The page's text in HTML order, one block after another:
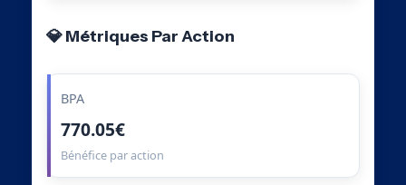
💎 Métriques Par Action
BPA
770.05€
Bénéfice par action